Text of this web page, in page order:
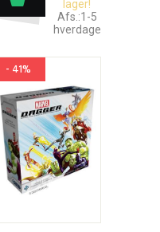
lager!
Afs.:1-5
hverdage
- 41%